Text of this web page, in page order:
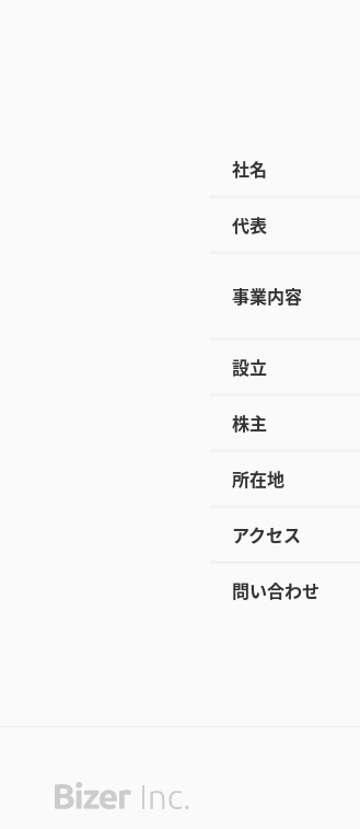
社名
代表
事業内容
設立
株主
所在地
アクセス
問い合わせ